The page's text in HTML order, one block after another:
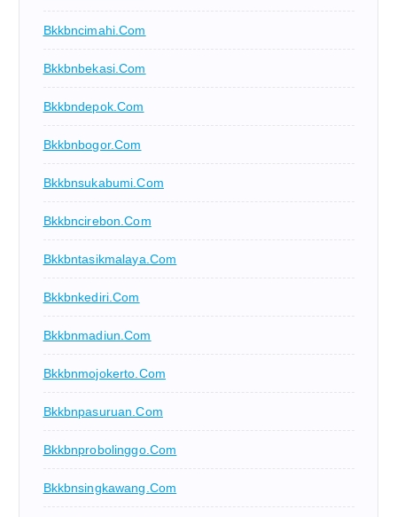
Bkkbncimahi.com
Bkkbnbekasi.com
Bkkbndepok.com
Bkkbnbogor.com
Bkkbnsukabumi.com
Bkkbncirebon.com
Bkkbntasikmalaya.com
Bkkbnkediri.com
Bkkbnmadiun.com
Bkkbnmojokerto.com
Bkkbnpasuruan.com
Bkkbnprobolinggo.com
Bkkbnsingkawang.com